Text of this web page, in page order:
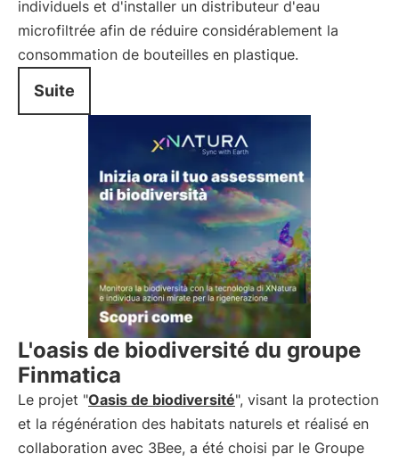
individuels et d'installer un distributeur d'eau
microfiltrée afin de réduire considérablement la
consommation de bouteilles en plastique.
Suite
L'oasis de biodiversité du groupe
Finmatica
Le projet "Oasis de biodiversité", visant la protection
et la régénération des habitats naturels et réalisé en
collaboration avec 3Bee, a été choisi par le Groupe